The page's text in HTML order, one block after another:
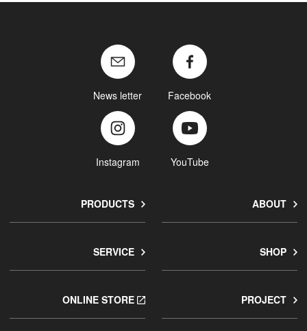
News letter Facebook
Instagram YouTube
PRODUCTS ABOUT
SERVICE SHOP
ONLINE STORE PROJECT